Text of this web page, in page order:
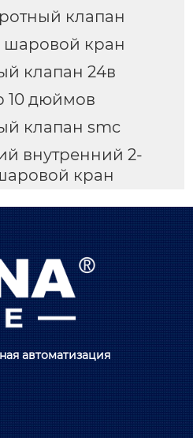
клапан
кран
клапан 24в
10 дюймов
клапан smc
внутренний 2-
кран
автоматизация